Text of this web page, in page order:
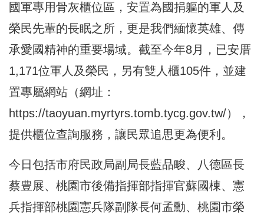
國軍專用骨灰櫃位區，安置為國捐軀的軍人及
榮民先輩的長眠之所，更是我們緬懷英雄、傳
承愛國精神的重要場域。截至今年8月，已安厝
1,171位軍人及榮民，另有雙人櫃105件，並建
置專屬網站（網址：
https://taoyuan.myrtyrs.tomb.tycg.gov.tw/），
提供櫃位查詢服務，讓民眾追思更為便利。
今日包括市府民政局副局長藍品畯、八德區長
蔡豊展、桃園市後備指揮部指揮官蘇國棟、憲
兵指揮部桃園憲兵隊副隊長何孟勳、桃園市榮